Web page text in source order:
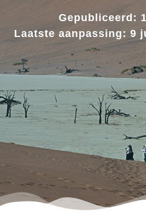
Gepubliceerd:
Laatste aanpassing: 9